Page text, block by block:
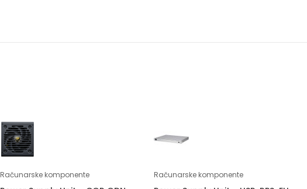
Računarske komponente Računarske komponente